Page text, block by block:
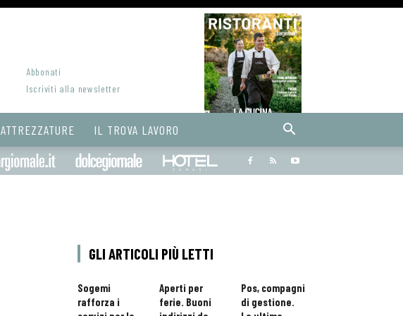
Abbonati
Iscriviti alla newsletter
ATTREZZATURE IL TROVA LAVORO
Bargiornale dolcegiornale
GLI ARTICOLI PIÙ LETTI
Sogemi
rafforza i
Aperti per
ferie. Buoni
Pos, compagni
di gestione.